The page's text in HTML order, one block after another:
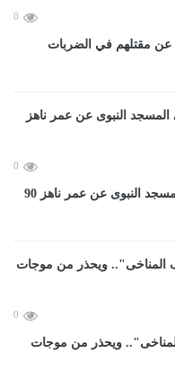
0
عن مقتلهم في الضربات
0
رحيل بشير أحمد صديق شيخ القراء فى المسجد النبوى عن عمر ناهز 90
0
ويحذر من موجات